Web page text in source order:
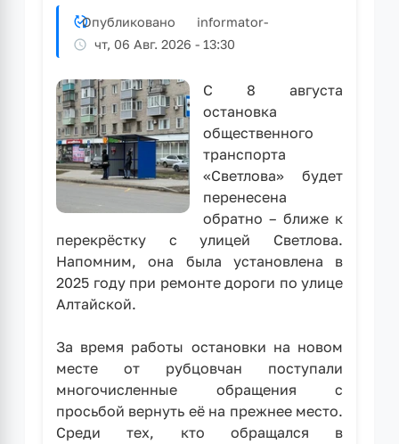
имущества
в
домах
на
2026
год
Опубликовано informator-
чт, 06 Авг. 2026 - 13:30
С 8 августа
остановка
общественного
транспорта
«Светлова» будет
перенесена
обратно – ближе к
перекрёстку с улицей Светлова.
Напомним, она была установлена в
2025 году при ремонте дороги по улице
Алтайской.
За время работы остановки на новом
месте от рубцовчан поступали
многочисленные обращения с
просьбой вернуть её на прежнее место.
Среди тех, кто обращался в